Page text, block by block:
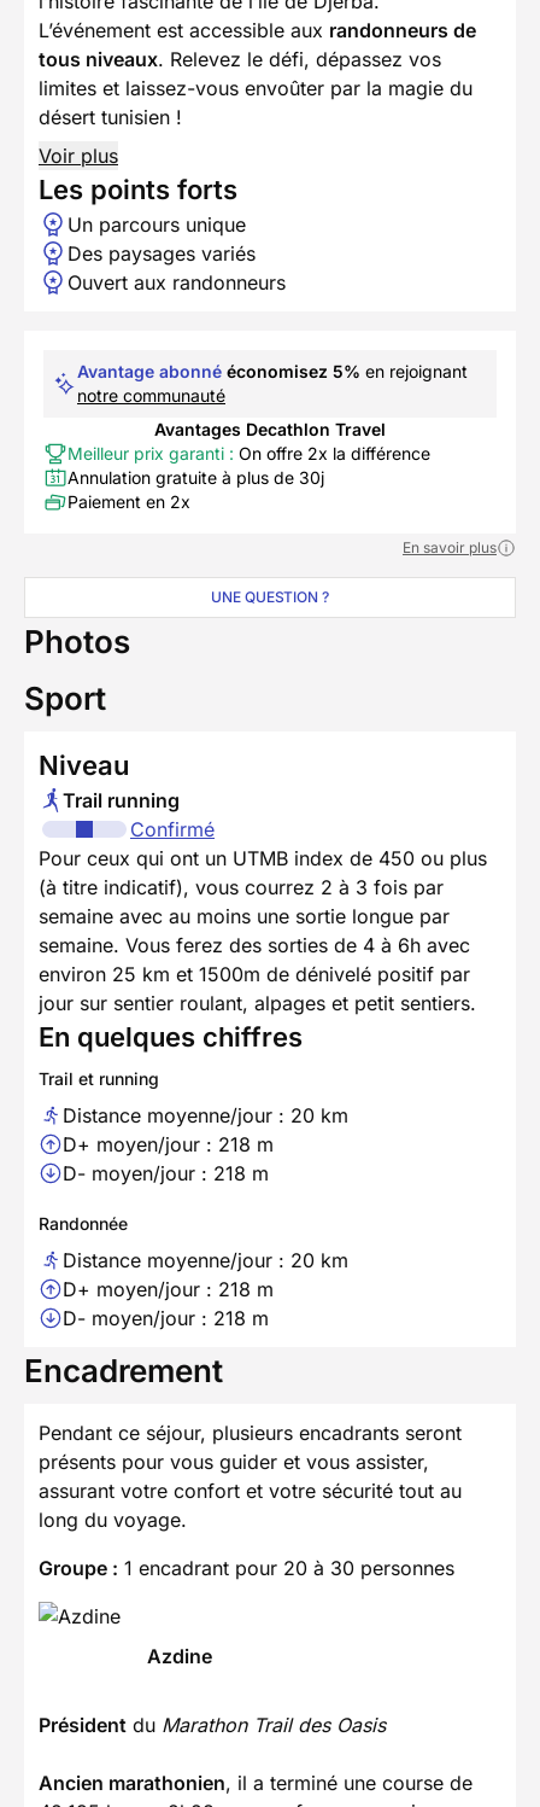
L’événement est accessible aux randonneurs de
tous niveaux. Relevez le défi, dépassez vos
limites et laissez-vous envoûter par la magie du
désert tunisien !
Voir plus
Les points forts
Un parcours unique
Des paysages variés
Ouvert aux randonneurs
Avantage abonné économisez 5% en rejoignant
notre communauté
Avantages Decathlon Travel
Meilleur prix garanti : On offre 2x la différence
Annulation gratuite à plus de 30j
Paiement en 2x
En savoir plus
UNE QUESTION ?
Photos
Sport
Niveau
Trail running
Confirmé
Pour ceux qui ont un UTMB index de 450 ou plus
(à titre indicatif), vous courrez 2 à 3 fois par
semaine avec au moins une sortie longue par
semaine. Vous ferez des sorties de 4 à 6h avec
environ 25 km et 1500m de dénivelé positif par
jour sur sentier roulant, alpages et petit sentiers.
En quelques chiffres
Trail et running
Distance moyenne/jour : 20 km
D+ moyen/jour : 218 m
D- moyen/jour : 218 m
Randonnée
Distance moyenne/jour : 20 km
D+ moyen/jour : 218 m
D- moyen/jour : 218 m
Encadrement
Pendant ce séjour, plusieurs encadrants seront
présents pour vous guider et vous assister,
assurant votre confort et votre sécurité tout au
long du voyage.
Groupe : 1 encadrant pour 20 à 30 personnes
Azdine
Président du Marathon Trail des Oasis
Ancien marathonien, il a terminé une course de